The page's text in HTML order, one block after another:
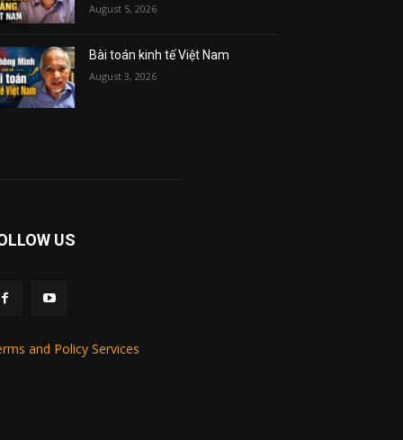
August 5, 2026
Bài toán kinh tế Việt Nam
August 3, 2026
US
and Policy Services